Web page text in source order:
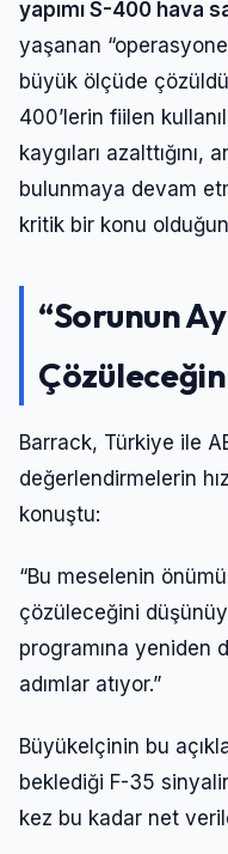
yapımı S-400 hava
yaşanan
büyük ölçüde
400’lerin fiilen
kaygıları azalttığını,
bulunmaya devam
kritik bir konu
“Sorunun
Barrack, Türkiye ile
değerlendirmelerin
konuştu:
“Bu meselenin
çözüleceğini
programına yeniden
adımlar atıyor.”
Büyükelçinin bu
beklediği F-35
kez bu kadar net